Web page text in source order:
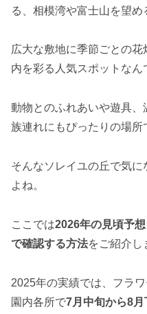
る、相模湾や富士山を望め
広大な敷地に季節ごとの
内を彩る人気スポットなん
動物とのふれあいや遊具
族連れにもぴったりの場所
そんなソレイユの丘で気
よね。
ここでは2026年の見頃予
で確認する方法をご紹介し
2025年の実績では、フラ
園内各所で7月中旬から8